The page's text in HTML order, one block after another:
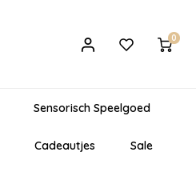
0
Sensorisch Speelgoed
Cadeautjes Sale